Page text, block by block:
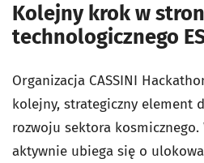
Kolejny krok w
technologicznego
Organizacja CASSINI
kolejny, strategiczny element
rozwoju sektora kosmicznego.
aktywnie ubiega się o